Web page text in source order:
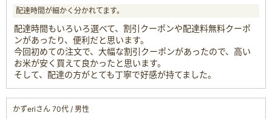
配達時間が細かく分かれてます。
配達時間もいろいろ選べて、割引クーポンや配達料無料クーポ
ンがあったり、便利だと思います。
今回初めての注文で、大幅な割引クーポンがあったので、高い
お米が安く買えて良かったと思います。
そして、配達の方がとても丁寧で好感が持てました。
かずeriさん 70代 / 男性